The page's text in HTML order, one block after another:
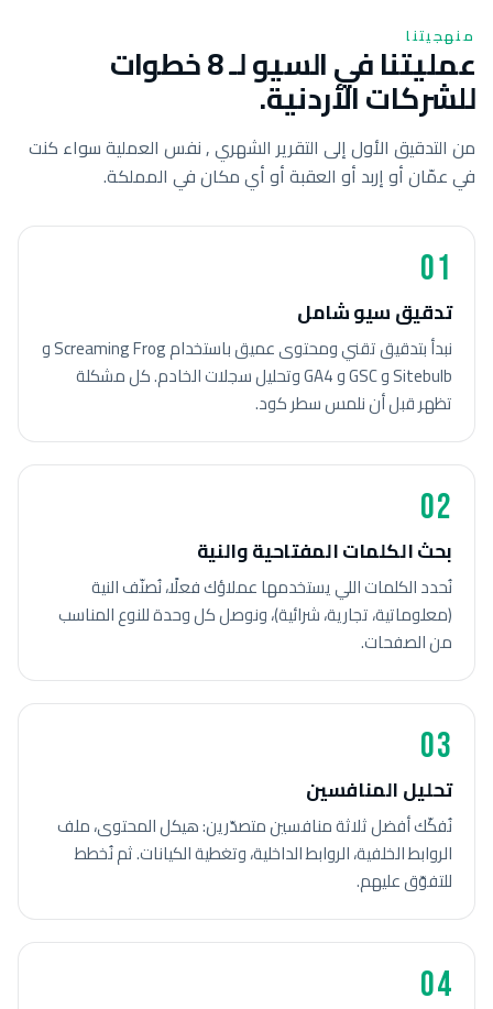
منهجيتنا
عمليتنا في السيو لـ 8 خطوات
للشركات الأردنية.
من التدقيق الأول إلى التقرير الشهري , نفس العملية سواء كنت
في عمّان أو إربد أو العقبة أو أي مكان في المملكة.
01
تدقيق سيو شامل
نبدأ بتدقيق تقني ومحتوى عميق باستخدام Screaming Frog و
Sitebulb و GSC و GA4 وتحليل سجلات الخادم. كل مشكلة
تظهر قبل أن نلمس سطر كود.
02
بحث الكلمات المفتاحية والنية
نُحدد الكلمات اللي يستخدمها عملاؤك فعلًا، نُصنّف النية
(معلوماتية، تجارية، شرائية)، ونوصل كل وحدة للنوع المناسب
من الصفحات.
03
تحليل المنافسين
نُفكّك أفضل ثلاثة منافسين متصدّرين: هيكل المحتوى، ملف
الروابط الخلفية، الروابط الداخلية، وتغطية الكيانات. ثم نُخطط
للتفوّق عليهم.
04